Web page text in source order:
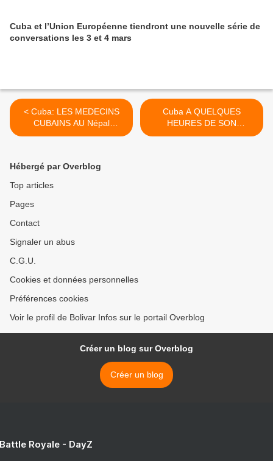
Cuba et l’Union Européenne tiendront une nouvelle série de
conversations les 3 et 4 mars
< Cuba: LES MEDECINS
CUBAINS AU Népal
SOIGNENT LEUR 3 000°
Cuba A QUELQUES
HEURES DE SON
EXCLUSION DE LA LISTE
Hébergé par Overblog
Top articles
Pages
Contact
Signaler un abus
C.G.U.
Cookies et données personnelles
Préférences cookies
Voir le profil de Bolivar Infos sur le portail Overblog
Créer un blog sur Overblog
Créer un blog
Royale - DayZ